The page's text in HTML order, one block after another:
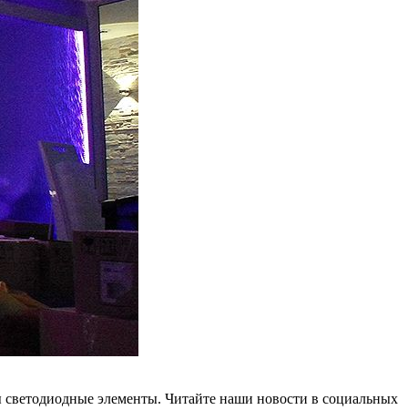
элементы. Читайте наши новости в социальных